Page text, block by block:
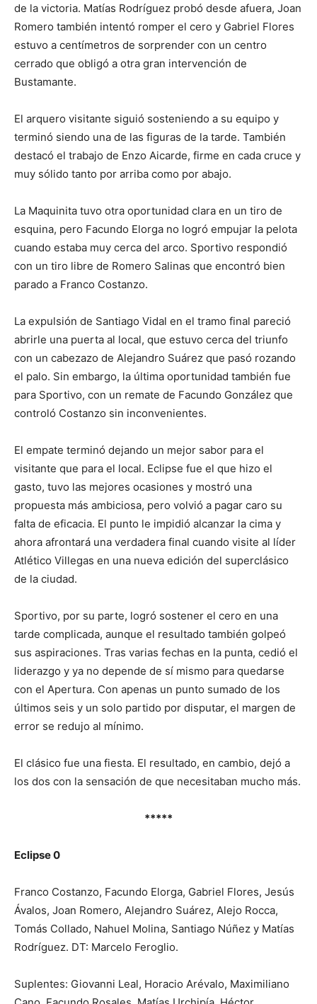
de la victoria. Matías Rodríguez probó desde afuera, Joan
Romero también intentó romper el cero y Gabriel Flores
estuvo a centímetros de sorprender con un centro
cerrado que obligó a otra gran intervención de
Bustamante.
El arquero visitante siguió sosteniendo a su equipo y
terminó siendo una de las figuras de la tarde. También
destacó el trabajo de Enzo Aicarde, firme en cada cruce y
muy sólido tanto por arriba como por abajo.
La Maquinita tuvo otra oportunidad clara en un tiro de
esquina, pero Facundo Elorga no logró empujar la pelota
cuando estaba muy cerca del arco. Sportivo respondió
con un tiro libre de Romero Salinas que encontró bien
parado a Franco Costanzo.
La expulsión de Santiago Vidal en el tramo final pareció
abrirle una puerta al local, que estuvo cerca del triunfo
con un cabezazo de Alejandro Suárez que pasó rozando
el palo. Sin embargo, la última oportunidad también fue
para Sportivo, con un remate de Facundo González que
controló Costanzo sin inconvenientes.
El empate terminó dejando un mejor sabor para el
visitante que para el local. Eclipse fue el que hizo el
gasto, tuvo las mejores ocasiones y mostró una
propuesta más ambiciosa, pero volvió a pagar caro su
falta de eficacia. El punto le impidió alcanzar la cima y
ahora afrontará una verdadera final cuando visite al líder
Atlético Villegas en una nueva edición del superclásico
de la ciudad.
Sportivo, por su parte, logró sostener el cero en una
tarde complicada, aunque el resultado también golpeó
sus aspiraciones. Tras varias fechas en la punta, cedió el
liderazgo y ya no depende de sí mismo para quedarse
con el Apertura. Con apenas un punto sumado de los
últimos seis y un solo partido por disputar, el margen de
error se redujo al mínimo.
El clásico fue una fiesta. El resultado, en cambio, dejó a
los dos con la sensación de que necesitaban mucho más.
*****
Eclipse 0
Franco Costanzo, Facundo Elorga, Gabriel Flores, Jesús
Ávalos, Joan Romero, Alejandro Suárez, Alejo Rocca,
Tomás Collado, Nahuel Molina, Santiago Núñez y Matías
Rodríguez. DT: Marcelo Feroglio.
Suplentes: Giovanni Leal, Horacio Arévalo, Maximiliano